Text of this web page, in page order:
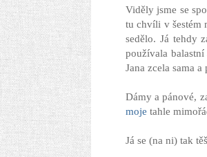
Viděly jsme se
tu chvíli v šestém
sedělo. Já tehdy
používala
Jana zcela sama
Dámy a pánové,
moje tahle
Já se (na ni) tak